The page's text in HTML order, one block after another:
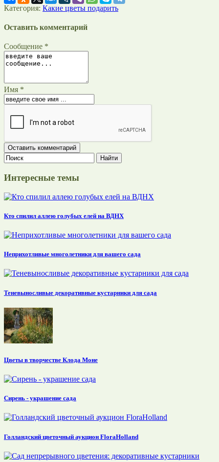
Категория: Какие цветы подарить
Оставить комментарий
Сообщение *
Имя *
Интересные темы
Кто спилил аллею голубых елей на ВДНХ
Неприхотливые многолетники для вашего сада
Теневыносливые декоративные кустарники для сада
Цветы в творчестве Клода Моне
Сирень - украшение сада
Голландский цветочный аукцион FloraHolland